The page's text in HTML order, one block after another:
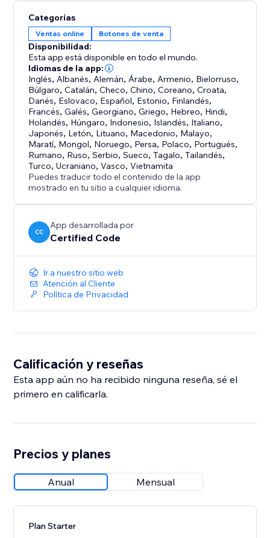
Categorías
Ventas online Botones de venta
Disponibilidad:
Esta app está disponible en todo el mundo.
Idiomas de la app:
Inglés, Albanés, Alemán, Árabe, Armenio, Bielorruso,
Búlgaro,Catalán,Checo,Chino,Coreano,Croata,
Danés, Eslovaco, Español, Estonio, Finlandés,
Francés,Galés,Georgiano,Griego, Hebreo, Hindi,
Holandés, Húngaro, Indonesio, Islandés, Italiano,
Japonés, Letón, Lituano, Macedonio, Malayo,
Maratí, Mongol, Noruego, Persa, Polaco, Portugués,
Rumano, Ruso,Serbio,Sueco,Tagalo,Tailandés,
Turco,Ucraniano,Vasco,Vietnamita
Puedes traducir todo el contenido de la app
mostrado en tu sitio a cualquier idioma.
CC
App desarrollada por
Certified Code
Ir a nuestro sitio web
Atención al Cliente
Política de Privacidad
Calificación y reseñas
Esta app aún no ha recibido ninguna reseña, sé el
primero en calificarla.
Precios y planes
Anual Mensual
Plan Starter